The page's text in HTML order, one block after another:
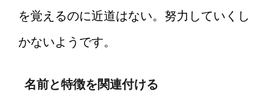
を覚えるのに近道はない。努力していくし
かないようです。
名前と特徴を関連付ける